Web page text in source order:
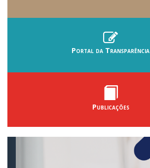
Portal da Transparência
Publicações